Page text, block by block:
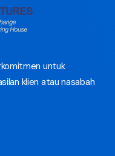
untuk
klien atau nasabah